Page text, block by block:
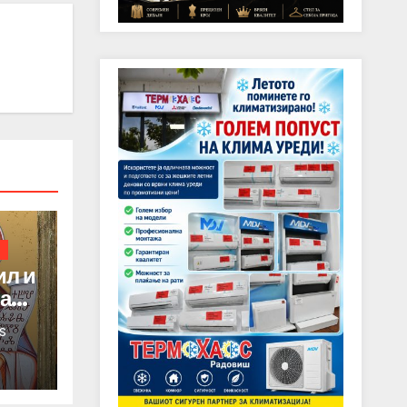
и